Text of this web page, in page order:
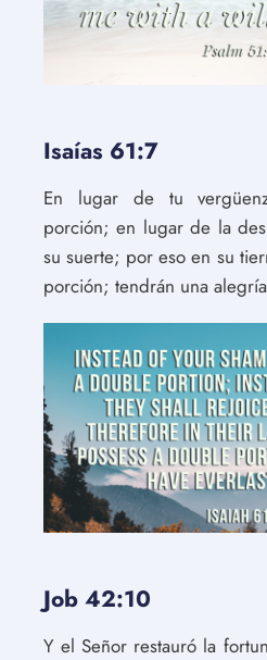
Isaías 61:7
En lugar de tu
porción; en lugar de la
su suerte; por eso en su
porción; tendrán una
Job 42:10
Y el Señor restauró la